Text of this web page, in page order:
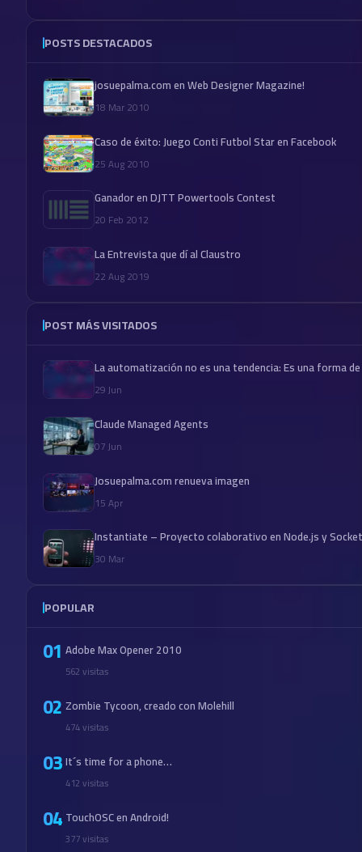
POSTS DESTACADOS
josuepalma.com en Web Designer Magazine!
18 Mar 2010
Caso de éxito: Juego Conti Futbol Star en Facebook
25 Aug 2010
Ganador en DJTT Powertools Contest
20 Feb 2012
La Entrevista que dí al Claustro
22 Aug 2019
POST MÁS VISITADOS
La automatización no es una tendencia: Es una forma
29 Jun
Claude Managed Agents
07 Jun
Josuepalma.com renueva imagen
15 Apr
Instantiate – Proyecto colaborativo en Node.js y
30 Mar
POPULAR
01 Adobe Max Opener 2010
562 visitas
02Zombie Tycoon, creado con Molehill
474 visitas
03It´s time for a phone…
412 visitas
04TouchOSC en Android!
377 visitas